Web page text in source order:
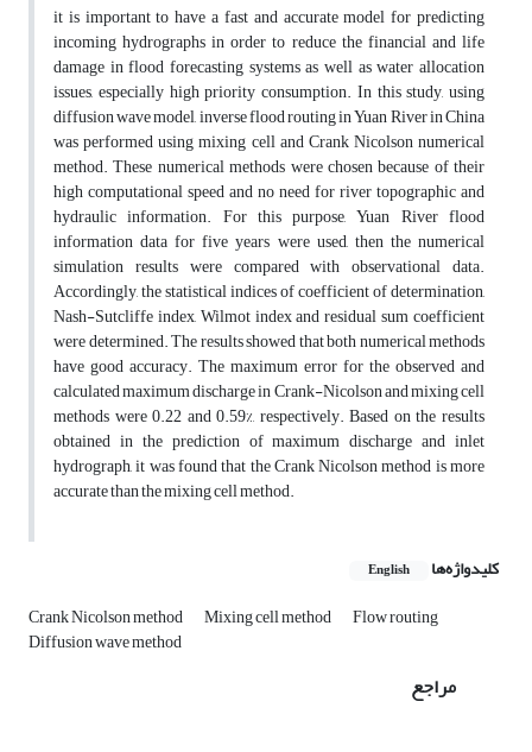
it is important to have a fast and accurate model for predicting
incoming hydrographs in order to reduce the financial and life
damage in flood forecasting systems as well as water allocation
issues, especially high priority consumption. In this study, using
diffusion wave model, inverse flood routing in Yuan River in China
was performed using mixing cell and Crank Nicolson numerical
method. These numerical methods were chosen because of their
high computational speed and no need for river topographic and
hydraulic information. For this purpose, Yuan River flood
information data for five years were used, then the numerical
simulation results were compared with observational data.
Accordingly, the statistical indices of coefficient of determination,
Nash-Sutcliffe index, Wilmot index and residual sum coefficient
were determined. The results showed that both numerical methods
have good accuracy. The maximum error for the observed and
calculated maximum discharge in Crank-Nicolson and mixing cell
methods were 0.22 and 0.59%, respectively. Based on the results
obtained in the prediction of maximum discharge and inlet
hydrograph, it was found that the Crank Nicolson method is more
accurate than the mixing cell method.
کلیدواژه‌ها English
Crank Nicolson method Mixing cell method Flow routing
Diffusion wave method
مراجع